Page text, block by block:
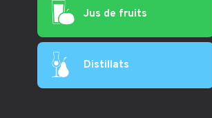
Jus de fruits
Distillats